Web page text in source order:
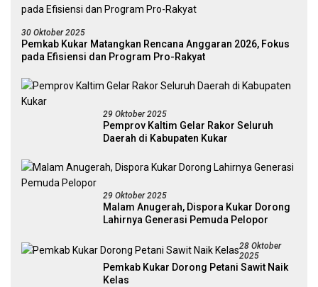
30 Oktober 2025
Pemkab Kukar Matangkan Rencana Anggaran 2026, Fokus
pada Efisiensi dan Program Pro-Rakyat
29 Oktober 2025
Pemprov Kaltim Gelar Rakor Seluruh
Daerah di Kabupaten Kukar
29 Oktober 2025
Malam Anugerah, Dispora Kukar Dorong
Lahirnya Generasi Pemuda Pelopor
28 Oktober
2025
Pemkab Kukar Dorong Petani Sawit Naik
Kelas